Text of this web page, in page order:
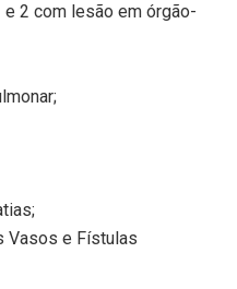
2 com lesão em órgão-
Vasos e Fístulas